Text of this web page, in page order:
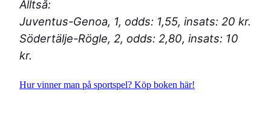
Alltså:
Juventus-Genoa, 1, odds: 1,55, insats: 20 kr.
Södertälje-Rögle, 2, odds: 2,80, insats: 10
kr.
Hur vinner man på sportspel? Köp boken här!